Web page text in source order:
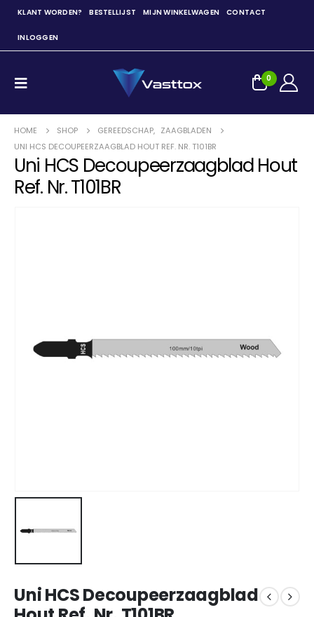
KLANT WORDEN? BESTELLIJST MIJN WINKELWAGEN CONTACT
INLOGGEN
0
HOME SHOP GEREEDSCHAP, ZAAGBLADEN
UNI HCS DECOUPEERZAAGBLAD HOUT REF. NR. T101BR
Uni HCS Decoupeerzaagblad Hout
Ref. Nr. T101BR
Uni HCS Decoupeerzaagblad